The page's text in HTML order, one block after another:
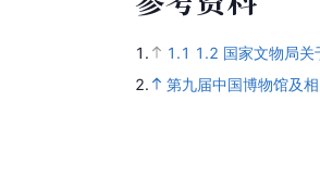
1. 1.1 1.2 国家文物局
2.
第九届中国博物馆及